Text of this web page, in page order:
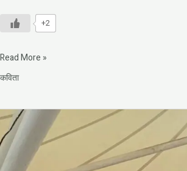
+2
Read More »
कविता
पुस्तक
और
हम